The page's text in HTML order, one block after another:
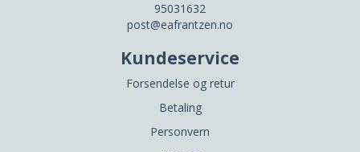
95031632
post@eafrantzen.no
Kundeservice
Forsendelse og retur
Betaling
Personvern